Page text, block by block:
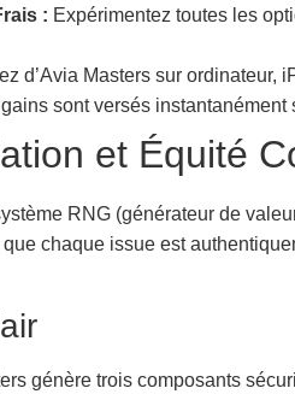
: Expérimentez toutes les
d’Avia Masters sur ordinateur,
sont versés
et Équité
RNG (générateur de
chaque issue est
génère trois composants